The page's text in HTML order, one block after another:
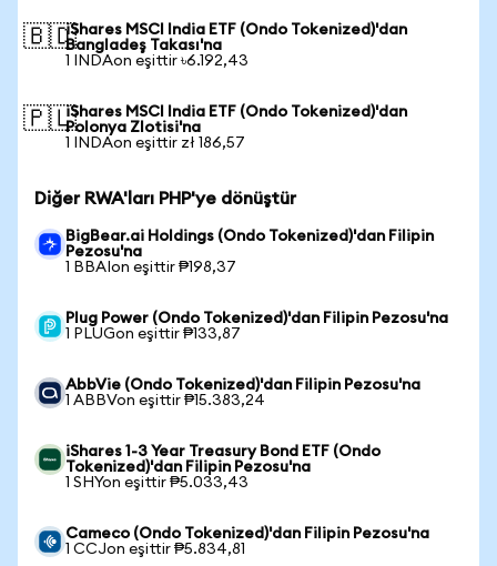
🇧🇩iShares MSCI India ETF (Ondo Tokenized)'dan
Bangladeş Takası'na
1 INDAon eşittir ৳6.192,43
🇵🇱iShares MSCI India ETF (Ondo Tokenized)'dan
Polonya Zlotisi'na
1 INDAon eşittir zł 186,57
Diğer RWA'ları PHP'ye dönüştür
BigBear.ai Holdings (Ondo Tokenized)'dan Filipin
Pezosu'na
1 BBAIon eşittir ₱198,37
Plug Power (Ondo Tokenized)'dan Filipin Pezosu'na
1 PLUGon eşittir ₱133,87
AbbVie (Ondo Tokenized)'dan Filipin Pezosu'na
1 ABBVon eşittir ₱15.383,24
iShares 1-3 Year Treasury Bond ETF (Ondo
Tokenized)'dan Filipin Pezosu'na
1 SHYon eşittir ₱5.033,43
Cameco (Ondo Tokenized)'dan Filipin Pezosu'na
1 CCJon eşittir ₱5.834,81